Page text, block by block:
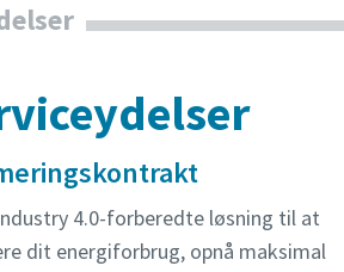
4.0-forberedte løsning til at
dit energiforbrug, opnå maksimal